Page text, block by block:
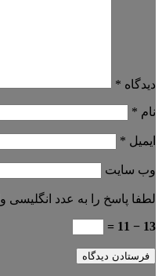
دیدگاه *
نام *
ایمیل *
وب‌ سایت
لطفا پاسخ را به عدد انگلیسی
13 − 11 =